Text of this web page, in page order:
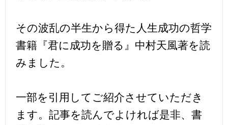
その波乱の半生から得た人生成功の哲学
書籍『君に成功を贈る』中村天風著を読
みました。
一部を引用してご紹介させていただき
ます。記事を読んでよければ是非、書